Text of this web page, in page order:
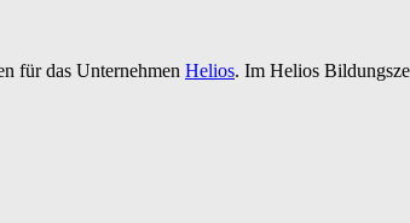
für das Unternehmen Helios. Im Helios